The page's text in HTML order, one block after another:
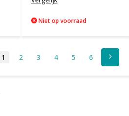
Niet op voorraad
1 2 3 4 5 6